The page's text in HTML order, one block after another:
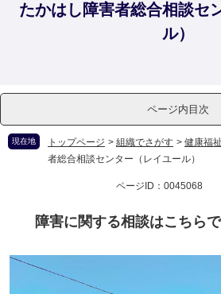
たかはし障害者総合相談セ
ル）
ページ内目次
現在地 トップページ > 組織でさがす > 健康福
者総合相談センター（レイユール）
ページID：0045068
障害に関する相談はこちら